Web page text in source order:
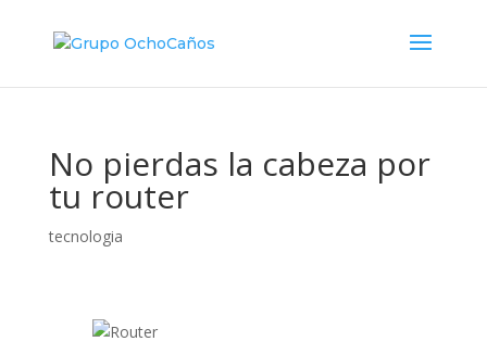
No pierdas la cabeza por
tu router
tecnologia